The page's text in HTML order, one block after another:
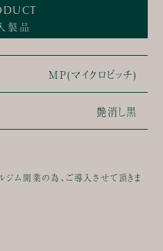
製品
MP(マイクロピッチ)
艶消し黒
ム開業の為、ご導入させて頂きま